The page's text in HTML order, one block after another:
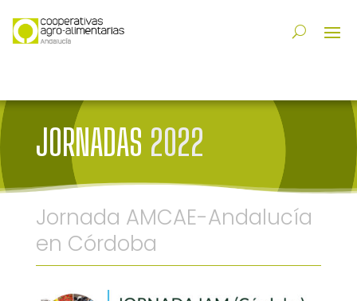
JORNADAS 2022
Jornada AMCAE-Andalucía
en Córdoba